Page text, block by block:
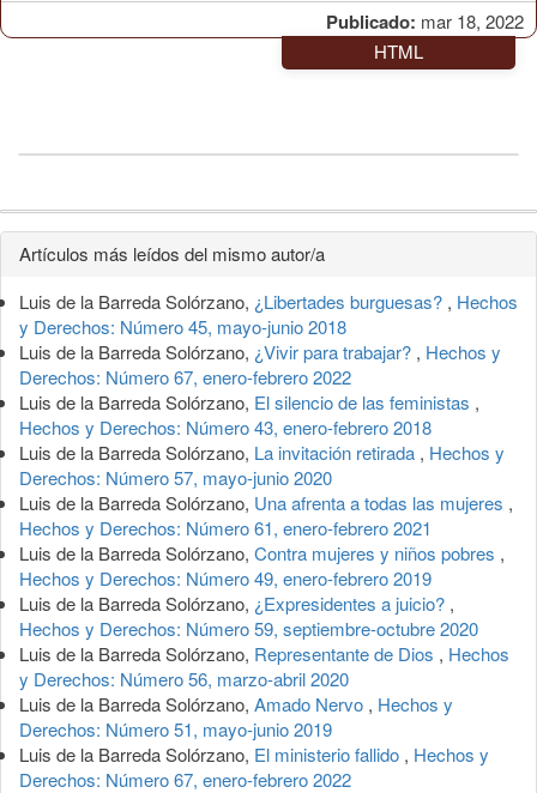
Publicado: mar 18, 2022
HTML
Detalles
del
artículo
Artículos más leídos del mismo autor/a
Luis de la Barreda Solórzano, ¿Libertades burguesas? , Hechos
y Derechos: Número 45, mayo-junio 2018
Luis de la Barreda Solórzano, ¿Vivir para trabajar? , Hechos y
Derechos: Número 67, enero-febrero 2022
Luis de la Barreda Solórzano, El silencio de las feministas ,
Hechos y Derechos: Número 43, enero-febrero 2018
Luis de la Barreda Solórzano, La invitación retirada , Hechos y
Derechos: Número 57, mayo-junio 2020
Luis de la Barreda Solórzano, Una afrenta a todas las mujeres ,
Hechos y Derechos: Número 61, enero-febrero 2021
Luis de la Barreda Solórzano, Contra mujeres y niños pobres ,
Hechos y Derechos: Número 49, enero-febrero 2019
Luis de la Barreda Solórzano, ¿Expresidentes a juicio? ,
Hechos y Derechos: Número 59, septiembre-octubre 2020
Luis de la Barreda Solórzano, Representante de Dios , Hechos
y Derechos: Número 56, marzo-abril 2020
Luis de la Barreda Solórzano, Amado Nervo , Hechos y
Derechos: Número 51, mayo-junio 2019
Luis de la Barreda Solórzano, El ministerio fallido , Hechos y
Derechos: Número 67, enero-febrero 2022